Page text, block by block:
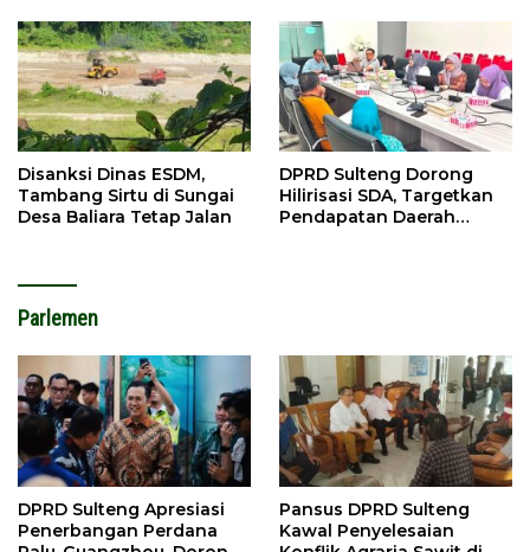
Disanksi Dinas ESDM,
Tambang Sirtu di Sungai
Desa Baliara Tetap Jalan
DPRD Sulteng Dorong
Hilirisasi SDA, Targetkan
Pendapatan Daerah
Parlemen
DPRD Sulteng Apresiasi
Penerbangan Perdana
Pansus DPRD Sulteng
Kawal Penyelesaian